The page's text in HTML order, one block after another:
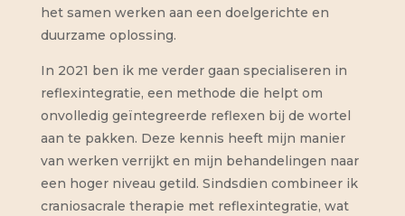
het samen werken aan een doelgerichte en
duurzame oplossing.
In 2021 ben ik me verder gaan specialiseren in
reflexintegratie, een methode die helpt om
onvolledig geïntegreerde reflexen bij de wortel
aan te pakken. Deze kennis heeft mijn manier
van werken verrijkt en mijn behandelingen naar
een hoger niveau getild. Sindsdien combineer ik
craniosacrale therapie met reflexintegratie, wat